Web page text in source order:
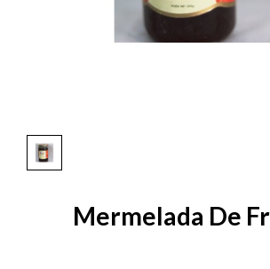
Mermelada De